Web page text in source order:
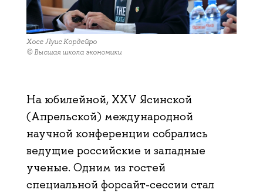
Хосе Луис Кордейро
© Высшая школа экономики
На юбилейной, XXV Ясинской
(Апрельской) международной
научной конференции собрались
ведущие российские и западные
ученые. Одним из гостей
специальной форсайт-сессии стал